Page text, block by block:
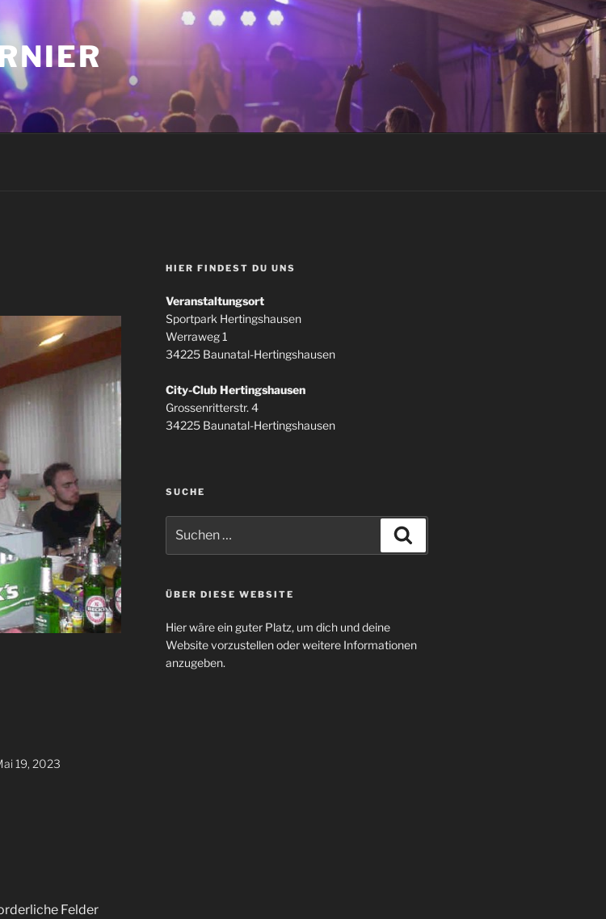
19, 2023
Felder
HIER FINDEST DU UNS
Veranstaltungsort
Sportpark Hertingshausen
Werraweg 1
34225 Baunatal-Hertingshausen
City-Club Hertingshausen
Grossenritterstr. 4
34225 Baunatal-Hertingshausen
SUCHE
nach:
ÜBER DIESE WEBSITE
Hier wäre ein guter Platz, um dich und deine
Website vorzustellen oder weitere Informationen
anzugeben.